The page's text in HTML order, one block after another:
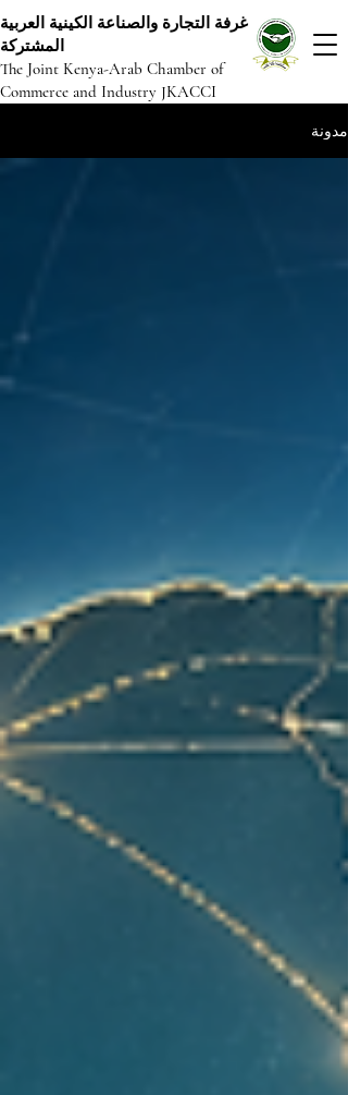
غرفة التجارة والصناعة الكينية العربية
المشتركة
The Joint Kenya-Arab Chamber of
Commerce and Industry JKACCI
مدونة